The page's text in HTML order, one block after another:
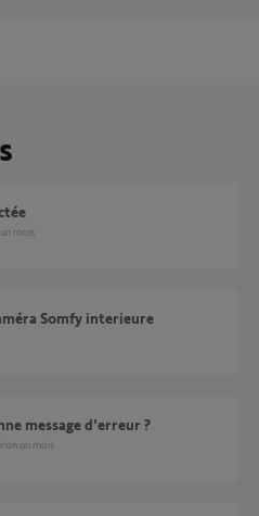
un mois
Somfy interieure
message d'erreur ?
un mois